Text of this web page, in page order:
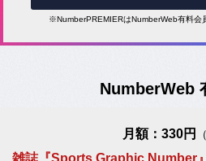
※NumberPREMIERはNumberWeb有料会
NumberWeb
月額：330円